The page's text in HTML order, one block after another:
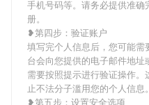
手机号码等。请务必提供准
册。
❥第四步：验证账户
填写完个人信息后，您可能
台会向您提供的电子邮件地
需要按照提示进行验证操作
止不法分子滥用您的个人信息。
❥第五步：设置安全选项